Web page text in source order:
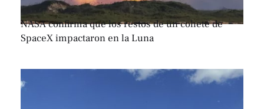
NASA confirma que los restos de un cohete de
SpaceX impactaron en la Luna